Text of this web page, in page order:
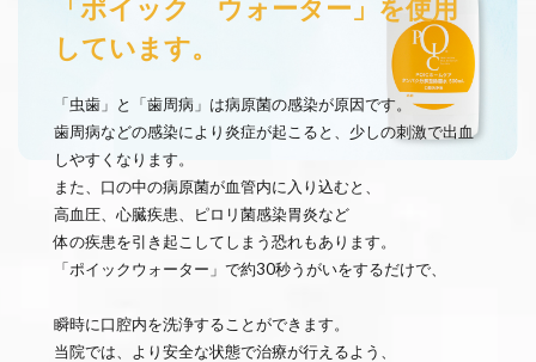
「ポイック ウォーター」を使用
しています。
「虫歯」と「歯周病」は病原菌の感染が原因です。
歯周病などの感染により炎症が起こると、少しの刺激で出血
しやすくなります。
また、口の中の病原菌が血管内に入り込むと、
高血圧、心臓疾患、ピロリ菌感染胃炎など
体の疾患を引き起こしてしまう恐れもあります。
「ポイックウォーター」で約30秒うがいをするだけで、
瞬時に口腔内を洗浄することができます。
当院では、より安全な状態で治療が行えるよう、